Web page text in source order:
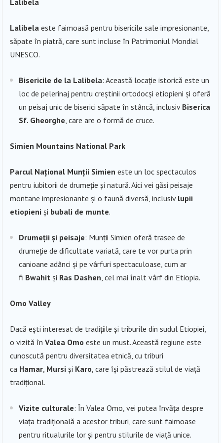
Lalibela este faimoasă pentru bisericile sale impresionante,
săpate în piatră, care sunt incluse în Patrimoniul Mondial
UNESCO.
Bisericile de la Lalibela: Această locație istorică este un
loc de pelerinaj pentru creștinii ortodocși etiopieni și oferă
un peisaj unic de biserici săpate în stâncă, inclusiv Biserica
Sf. Gheorghe , care are o formă de cruce.
Simien Mountains National Park
Parcul Național Munții Simien este un loc spectaculos
pentru iubitorii de drumeție și natură. Aici vei găsi peisaje
montane impresionante și o faună diversă, inclusiv lupii
etiopieni și bubali de munte.
Drumeții și peisaje: Munții Simien oferă trasee de
drumeție de dificultate variată, care te vor purta prin
canioane adânci și pe vârfuri spectaculoase, cum ar
fi Bwahit și Ras Dashen , cel mai înalt vârf din Etiopia.
Omo Valley
Dacă ești interesat de tradițiile și triburile din sudul Etiopiei,
o vizită înValea Omo este un must. Această regiune este
cunoscută pentru diversitatea etnică, cu triburi
ca Hamar Mursi și Karo , care își păstrează stilul de viață
tradițional.
Vizite culturale: În Valea Omo, vei putea învăța despre
viața tradițională a acestor triburi, care sunt faimoase
pentru ritualurile lor și pentru stilurile de viață unice.